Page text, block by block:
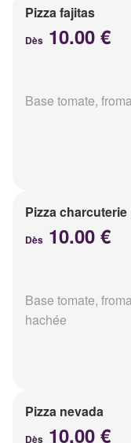
Pizza fajitas
Dès 10.00 €
Base tomate,
Pizza charcuterie
Dès 10.00 €
Base tomate,
hachée
Pizza nevada
Dès 10.00 €